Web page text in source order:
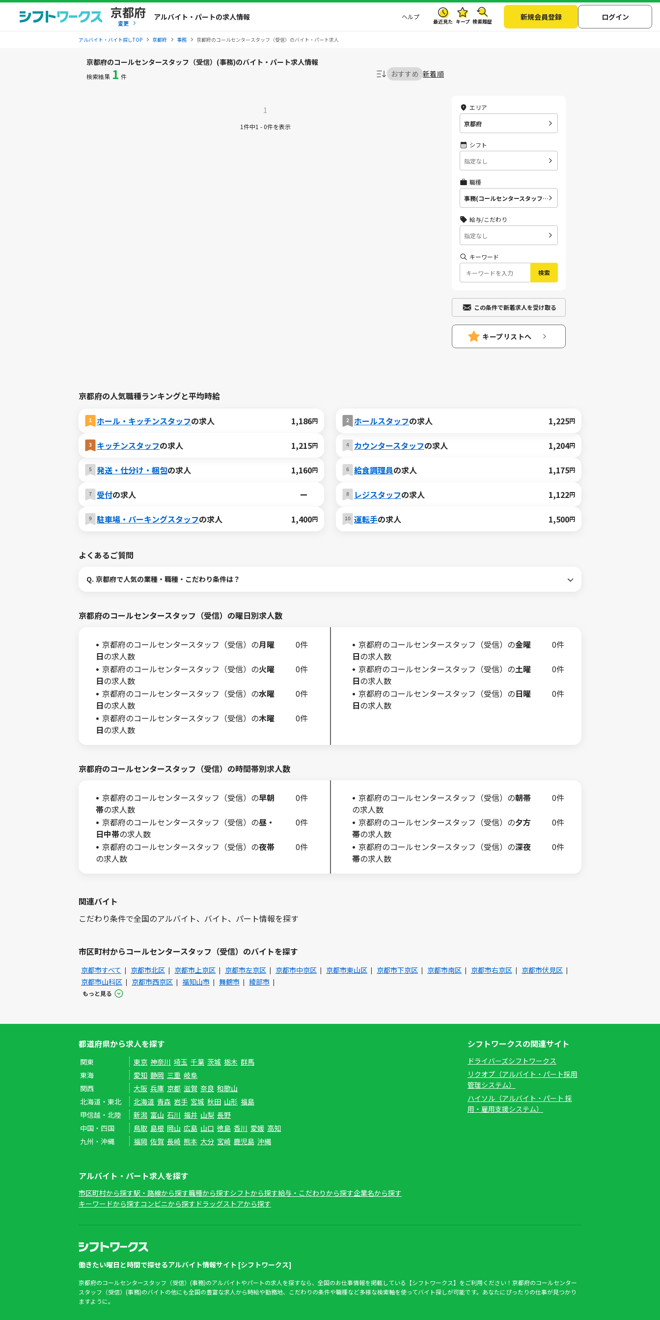
京都府
変更
アルバイト・パートの求人情報 ヘルプ
最近見た キープ 検索履歴 新規会員登録 ログイン
アルバイト・バイト探しTOP 京都府 事務 京都府のコールセンタースタッフ（受信）のバイト・パート求人
京都府のコールセンタースタッフ（受信）(事務)のバイト・パート求人情報
検索結果 1 件 おすすめ 新着順
1
1件中1 - 0件を表示
エリア
京都府
シフト
指定なし
職種
事務(コールセンタースタッフ（受信）)
給与/こだわり
指定なし
キーワード
検索
この条件で新着求人を受け取る
キープリストへ
京都府の人気職種ランキングと平均時給
ホール・キッチンスタッフの求人 1,186円 ホールスタッフの求人 1,225円
キッチンスタッフの求人 1,215円 カウンタースタッフの求人 1,204円
発送・仕分け・梱包の求人 1,160円 給食調理員の求人 1,175円
受付の求人 ー レジスタッフの求人 1,122円
駐車場・パーキングスタッフの求人 1,400円 運転手の求人 1,500円
よくあるご質問
Q. 京都府で人気の業種・職種・こだわり条件は？
京都府のコールセンタースタッフ（受信）の曜日別求人数
京都府のコールセンタースタッフ（受信）の月曜
日の求人数
0件 京都府のコールセンタースタッフ（受信）の金曜
日の求人数
0件
京都府のコールセンタースタッフ（受信）の火曜
日の求人数
0件 京都府のコールセンタースタッフ（受信）の土曜
日の求人数
0件
京都府のコールセンタースタッフ（受信）の水曜
日の求人数
0件 京都府のコールセンタースタッフ（受信）の日曜
日の求人数
0件
京都府のコールセンタースタッフ（受信）の木曜
日の求人数
0件
京都府のコールセンタースタッフ（受信）の時間帯別求人数
京都府のコールセンタースタッフ（受信）の早朝
帯の求人数
0件 京都府のコールセンタースタッフ（受信）の朝帯
の求人数
0件
京都府のコールセンタースタッフ（受信）の昼・
日中帯の求人数
0件 京都府のコールセンタースタッフ（受信）の夕方
帯の求人数
0件
京都府のコールセンタースタッフ（受信）の夜帯
の求人数
0件 京都府のコールセンタースタッフ（受信）の深夜
帯の求人数
0件
関連バイト
こだわり条件で全国のアルバイト、バイト、パート情報を探す
市区町村からコールセンタースタッフ（受信）のバイトを探す
京都市すべて 京都市北区 京都市上京区 京都市左京区 京都市中京区 京都市東山区 京都市下京区 京都市南区 京都市右京区
京都市伏見区
京都市山科区
京都市西京区 福知山市 舞鶴市 綾部市
もっと見る
都道府県から求人を探す
関東
東海
関西
北海道・東北
甲信越・北陸
中国・四国
九州・沖縄
東京 神奈川 埼玉 千葉 茨城 栃木 群馬
愛知 静岡 三重 岐阜
大阪 兵庫 京都 滋賀 奈良 和歌山
北海道 青森 岩手 宮城 秋田 山形 福島
新潟 富山 石川 福井 山梨 長野
鳥取 島根 岡山 広島 山口 徳島 香川 愛媛 高知
福岡 佐賀 長崎 熊本 大分 宮崎 鹿児島 沖縄
アルバイト・パート求人を探す
市区町村から探す駅・路線から探す職種から探すシフトから探す給与・こだわりから探す企業名から探す
キーワードから探すコンビニから探す ドラッグストアから探す
シフトワークスの関連サイト
ドライバーズシフトワークス
リクオプ（アルバイト・パート採用
管理システム）
ハイソル（アルバイト・パート 採
用・雇用支援システム）
働きたい曜日と時間で探せるアルバイト情報サイト [シフトワークス]
京都府のコールセンタースタッフ（受信）(事務)のアルバイトやパートの求人を探すなら、全国のお仕事情報を掲載している【シフトワークス】をご利用ください！京都府のコールセンター
スタッフ（受信）(事務)のバイトの他にも全国の豊富な求人から時給や勤務地、こだわりの条件や職種など多様な検索軸を使ってバイト探しが可能です。あなたにぴったりの仕事が見つかり
ますように。